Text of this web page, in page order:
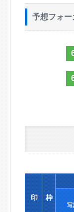
予想フォー
印 枠
写